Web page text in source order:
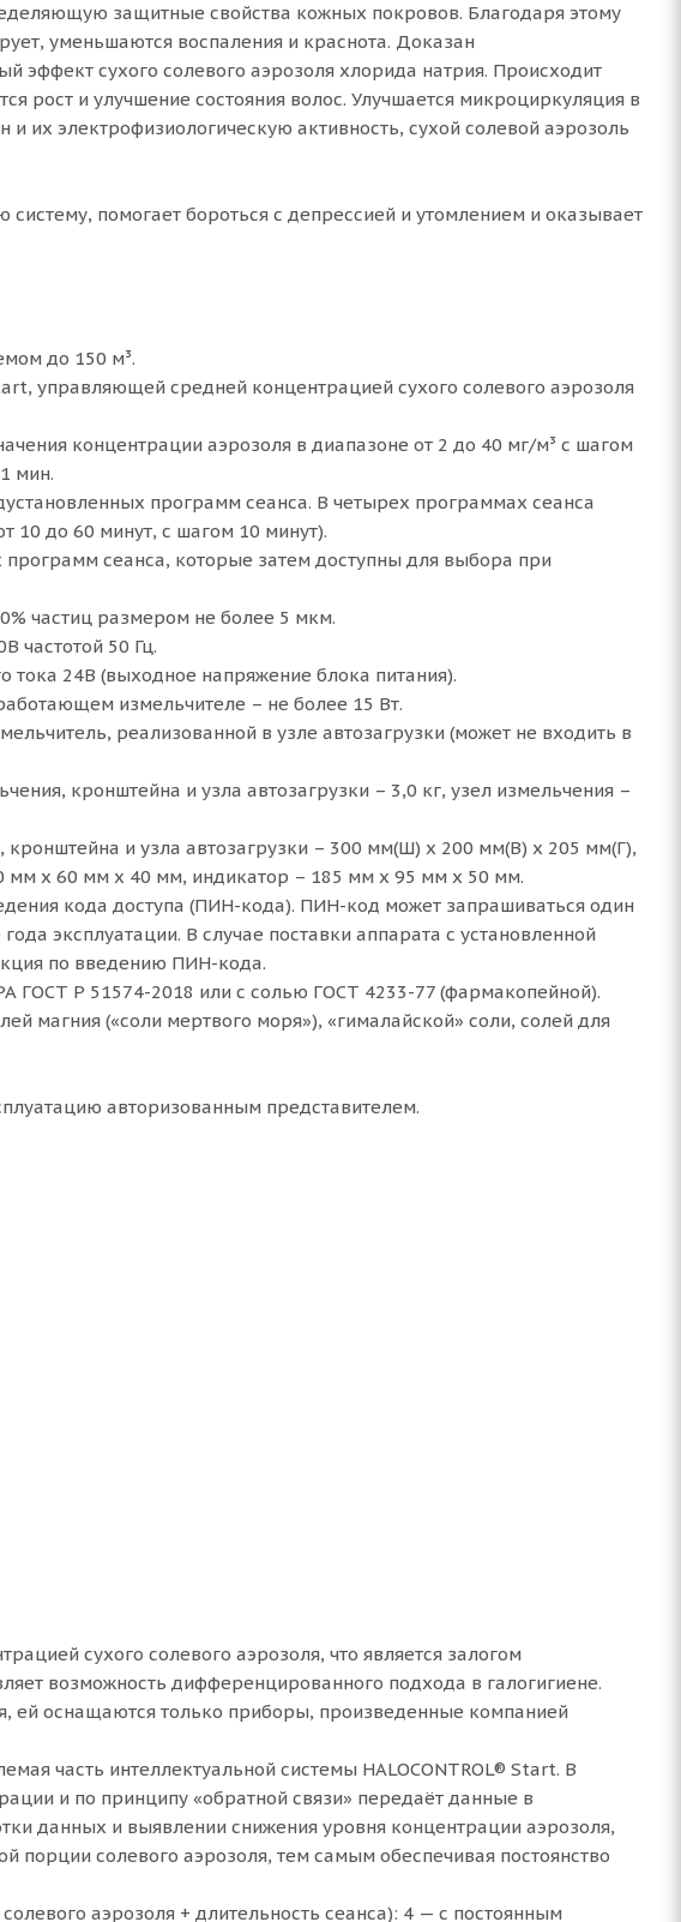
защитные свойства кожных покровов. Благодаря этому
уменьшаются воспаления и краснота. Доказан
эффект сухого солевого аэрозоля хлорида натрия. Происходит
рост и улучшение состояния волос. Улучшается микроциркуляция в
их электрофизиологическую активность, сухой солевой аэрозоль
помогает бороться с депрессией и утомлением и оказывает
до 150 м³.
управляющей средней концентрацией сухого солевого аэрозоля
концентрации аэрозоля в диапазоне от 2 до 40 мг/м³ с шагом
мин.
программ сеанса. В четырех программах сеанса
10 до 60 минут, с шагом 10 минут).
сеанса, которые затем доступны для выбора при
частиц размером не более 5 мкм.
частотой 50 Гц.
тока 24В (выходное напряжение блока питания).
измельчителе – не более 15 Вт.
реализованной в узле автозагрузки (может не входить в
кронштейна и узла автозагрузки – 3,0 кг, узел измельчения –
и узла автозагрузки – 300 мм(Ш) х 200 мм(В) х 205 мм(Г),
мм х 60 мм х 40 мм, индикатор – 185 мм х 95 мм х 50 мм.
кода доступа (ПИН-кода). ПИН-код может запрашиваться один
эксплуатации. В случае поставки аппарата с установленной
по введению ПИН-кода.
ГОСТ Р 51574-2018 или с солью ГОСТ 4233-77 (фармакопейной).
магния («соли мертвого моря»), «гималайской» соли, солей для
авторизованным представителем.
сухого солевого аэрозоля, что является залогом
возможность дифференцированного подхода в галогигиене.
ей оснащаются только приборы, произведенные компанией
часть интеллектуальной системы HALOCONTROL® Start. В
и по принципу «обратной связи» передаёт данные в
данных и выявлении снижения уровня концентрации аэрозоля,
порции солевого аэрозоля, тем самым обеспечивая постоянство
аэрозоля + длительность сеанса): 4 — с постоянным